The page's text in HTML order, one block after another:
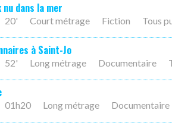
dans la mer
20' Court métrage Fiction Tous
à Saint-Jo
52' Long métrage Documentaire
01h20 Long métrage Documentaire